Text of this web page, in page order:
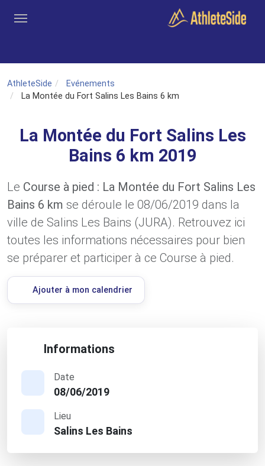
AthleteSide
Evénements
La Montée du Fort Salins Les Bains 6 km
La Montée du Fort Salins Les
Bains 6 km 2019
Le Course à pied : La Montée du Fort Salins Les
Bains 6 km se déroule le 08/06/2019 dans la
ville de Salins Les Bains (JURA). Retrouvez ici
toutes les informations nécessaires pour bien
se préparer et participer à ce Course à pied.
Ajouter à mon calendrier
Informations
Date
08/06/2019
Lieu
Salins Les Bains